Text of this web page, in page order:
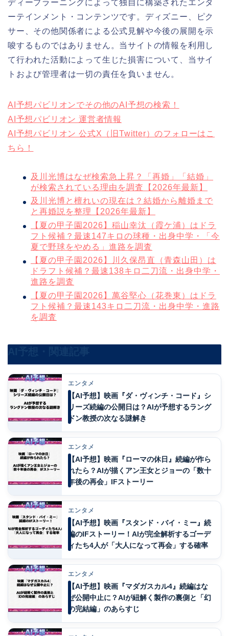
ディープラーニングによって独自に構築されたエンタ
ーテインメント・コンテンツです。ディズニー、ピク
サー、その他関係者による公式見解や今後の展開を示
唆するものではありません。当サイトの情報を利用し
て行われた活動によって生じた損害について、当サイ
トおよび管理者は一切の責任を負いません。
AI予想パビリオンでその他のAI予想の検索！
AI予想パビリオン 運営者情報
AI予想パビリオン 公式X（旧Twitter）のフォローはこ
ちら！
及川光博はなぜ検索急上昇？「再婚」「結婚」
が検索されている理由を調査【2026年最新】
及川光博と檀れいの現在は？結婚から離婚まで
と再婚説を整理【2026年最新】
【夏の甲子園2026】稲山幸汰（霞ケ浦）はドラ
フト候補？最速147キロの球種・出身中学・「今
夏で野球をやめる」進路を調査
【夏の甲子園2026】川久保昂直（青森山田）は
ドラフト候補？最速138キロ二刀流・出身中学・
進路を調査
【夏の甲子園2026】萬谷堅心（花巻東）はドラ
フト候補？最速143キロ二刀流・出身中学・進路
を調査
エンタメ
【AI予想】映画『ダ・ヴィンチ・コード』シ
リーズ続編の公開日は？AIが予想するラング
ドン教授の次なる謎解き
エンタメ
【AI予想】映画『ローマの休日』続編が作ら
れたら？AIが描くアン王女とジョーの「数十
年後の再会」IFストーリー
エンタメ
【AI予想】映画『スタンド・バイ・ミー』続
編のIFストーリー！AIが完全解析するゴーデ
ィたち4人が「大人になって再会」する確率
エンタメ
【AI予想】映画『マダガスカル4』続編はな
ぜ公開中止に？AIが紐解く製作の裏側と「幻
の完結編」のあらすじ